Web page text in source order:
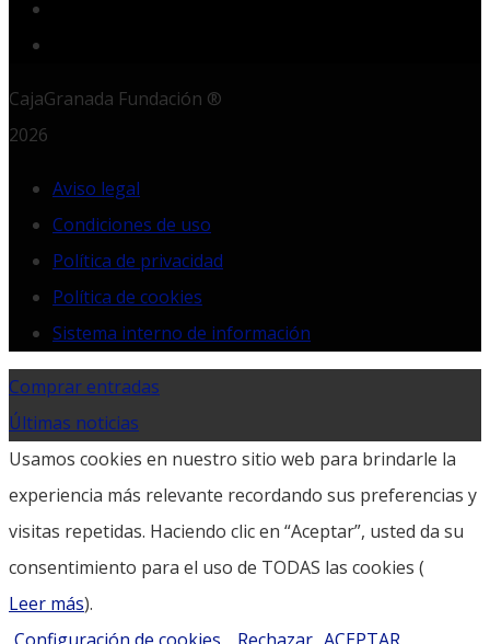
CajaGranada Fundación ®
2026
Aviso legal
Condiciones de uso
Política de privacidad
Política de cookies
Sistema interno de información
Comprar entradas
Últimas noticias
Usamos cookies en nuestro sitio web para brindarle la
experiencia más relevante recordando sus preferencias y
visitas repetidas. Haciendo clic en “Aceptar”, usted da su
consentimiento para el uso de TODAS las cookies (
Leer más).